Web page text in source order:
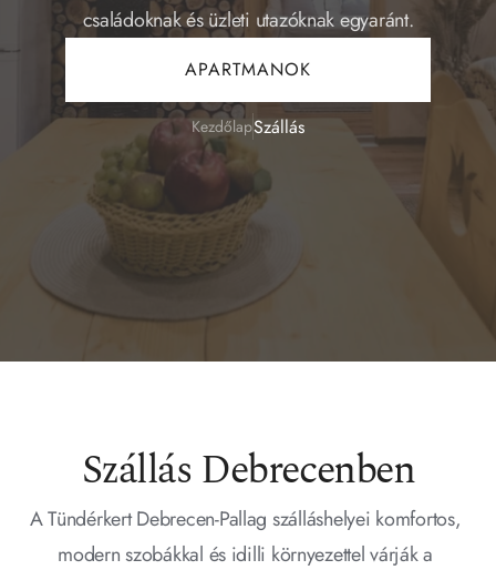
családoknak és üzleti utazóknak egyaránt.
APARTMANOK
KezdőlapSzállás
Szállás Debrecenben
A Tündérkert Debrecen-Pallag szálláshelyei komfortos,
modern szobákkal és idilli környezettel várják a